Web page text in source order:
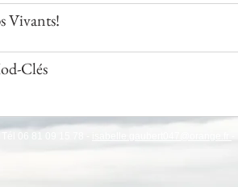
Vivants!
Clés
06 81 09 15 78 -